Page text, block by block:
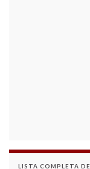
LISTA COMPLETA